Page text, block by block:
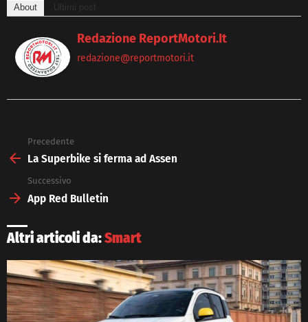
About Ultimi post
Redazione ReportMotori.it
redazione@reportmotori.it
more
Precedente
La Superbike si ferma ad Assen
Successivo
App Red Bulletin
Altri articoli da:Smart